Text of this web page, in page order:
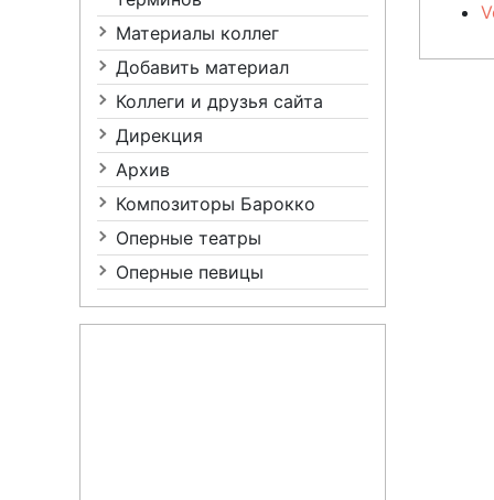
Материалы коллег
Добавить материал
Коллеги и друзья сайта
Дирекция
Архив
Композиторы Барокко
Оперные театры
Оперные певицы